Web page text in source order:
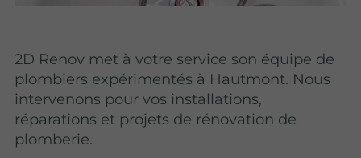
2D Renov met à votre service son équipe de
plombiers expérimentés à Hautmont. Nous
intervenons pour vos installations,
réparations et projets de rénovation de
plomberie.